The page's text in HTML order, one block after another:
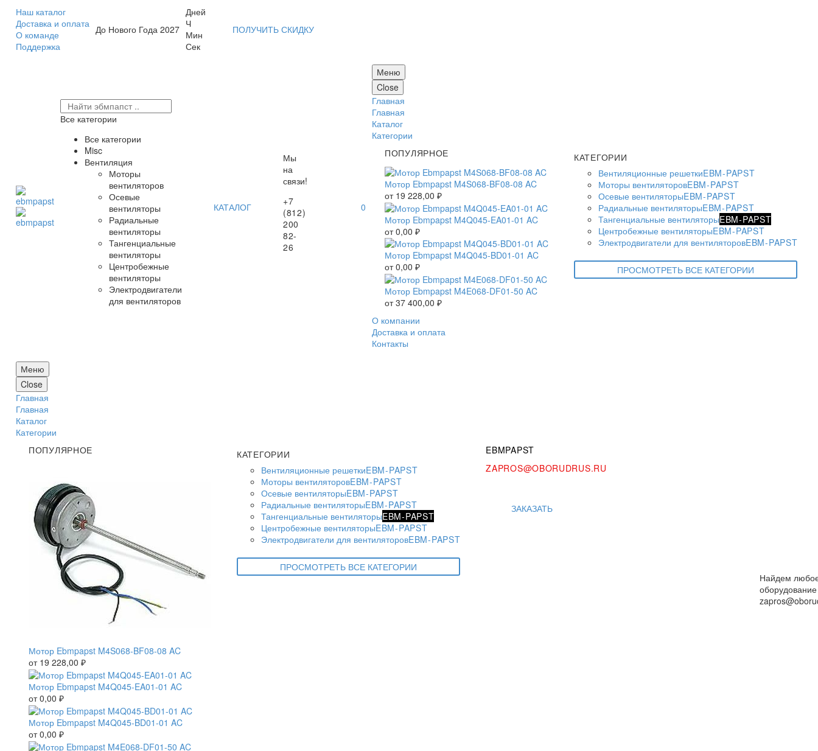
Наш каталог
Доставка и оплата
О команде
Поддержка
До Нового Года 2027
Дней
Ч
Мин
Сек
ПОЛУЧИТЬ СКИДКУ
Все категории
Все категории
Misc
Вентиляция
Моторы
вентиляторов
Осевые
вентиляторы
Радиальные
вентиляторы
Тангенциальные
вентиляторы
Центробежные
вентиляторы
Электродвигатели
для вентиляторов
КАТАЛОГ
Мы
на
связи!
+7
(812)
200
82-
26
0
Меню
Close
Главная
Главная
Каталог
Категории
ПОПУЛЯРНОЕ
Мотор Ebmpapst M4S068-BF08-08 AC
от 19 228,00 ₽
Мотор Ebmpapst M4Q045-EA01-01 AC
от0,00 ₽
Мотор Ebmpapst M4Q045-BD01-01 AC
от0,00 ₽
Мотор Ebmpapst M4E068-DF01-50 AC
от37 400,00 ₽
КАТЕГОРИИ
Вентиляционные решеткиEBM-PAPST
Моторы вентиляторовEBM-PAPST
Осевые вентиляторыEBM-PAPST
Радиальные вентиляторыEBM-PAPST
Тангенциальные вентиляторыEBM-PAPST
Центробежные вентиляторыEBM-PAPST
Электродвигатели для вентиляторовEBM-PAPST
ПРОСМОТРЕТЬ ВСЕ КАТЕГОРИИ
О компании
Доставка и оплата
Контакты
Меню
Close
Главная
Главная
Каталог
Категории
ПОПУЛЯРНОЕ
Мотор Ebmpapst M4S068-BF08-08 AC
от 19 228,00 ₽
Мотор Ebmpapst M4Q045-EA01-01 AC
от0,00 ₽
Мотор Ebmpapst M4Q045-BD01-01 AC
от0,00 ₽
КАТЕГОРИИ
Вентиляционные решеткиEBM-PAPST
Моторы вентиляторовEBM-PAPST
Осевые вентиляторыEBM-PAPST
Радиальные вентиляторыEBM-PAPST
Тангенциальные вентиляторыEBM-PAPST
Центробежные вентиляторыEBM-PAPST
Электродвигатели для вентиляторовEBM-PAPST
ПРОСМОТРЕТЬ ВСЕ КАТЕГОРИИ
EBMPAPST
ZAPROS@OBORUDRUS.RU
ЗАКАЗАТЬ
Найдем
оборудование